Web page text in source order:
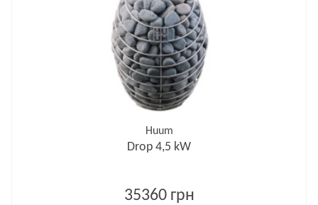
Huum
Drop 4,5 kW
35360 грн